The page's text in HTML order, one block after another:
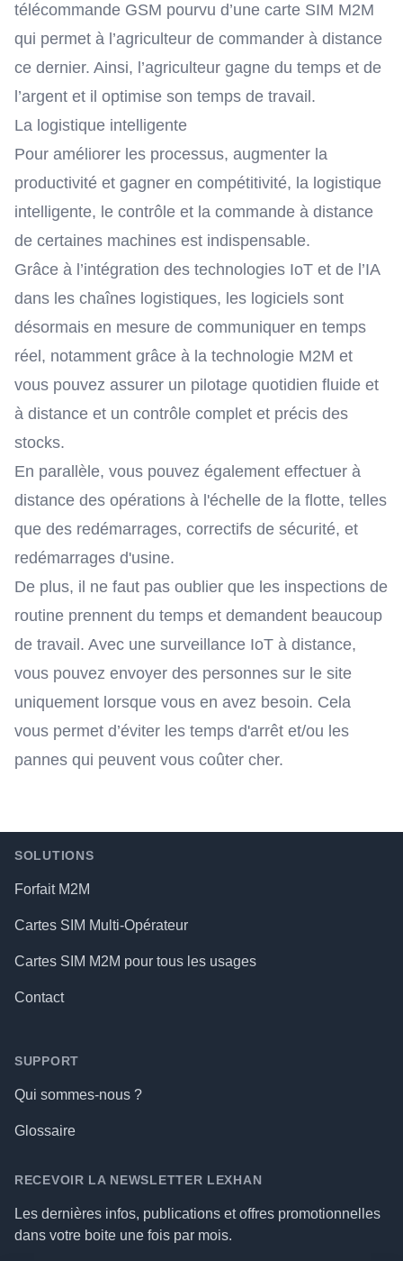
télécommande GSM pourvu d’une carte SIM M2M
qui permet à l’agriculteur de commander à distance
ce dernier. Ainsi, l’agriculteur gagne du temps et de
l’argent et il optimise son temps de travail.
La logistique intelligente
Pour améliorer les processus, augmenter la
productivité et gagner en compétitivité, la logistique
intelligente, le contrôle et la commande à distance
de certaines machines est indispensable.
Grâce à l’intégration des technologies IoT et de l’IA
dans les chaînes logistiques, les logiciels sont
désormais en mesure de communiquer en temps
réel, notamment grâce à la technologie M2M et
vous pouvez assurer un pilotage quotidien fluide et
à distance et un contrôle complet et précis des
stocks.
En parallèle, vous pouvez également effectuer à
distance des opérations à l'échelle de la flotte, telles
que des redémarrages, correctifs de sécurité, et
redémarrages d'usine.
De plus, il ne faut pas oublier que les inspections de
routine prennent du temps et demandent beaucoup
de travail. Avec une surveillance IoT à distance,
vous pouvez envoyer des personnes sur le site
uniquement lorsque vous en avez besoin. Cela
vous permet d’éviter les temps d'arrêt et/ou les
pannes qui peuvent vous coûter cher.
SOLUTIONS
Forfait M2M
Cartes SIM Multi-Opérateur
Cartes SIM M2M pour tous les usages
Contact
SUPPORT
Qui sommes-nous ?
Glossaire
RECEVOIR LA NEWSLETTER LEXHAN
Les dernières infos, publications et offres promotionnelles
dans votre boite une fois par mois.